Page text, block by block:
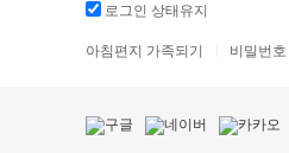
로그인 상태유지
아침편지 가족되기 비밀번호